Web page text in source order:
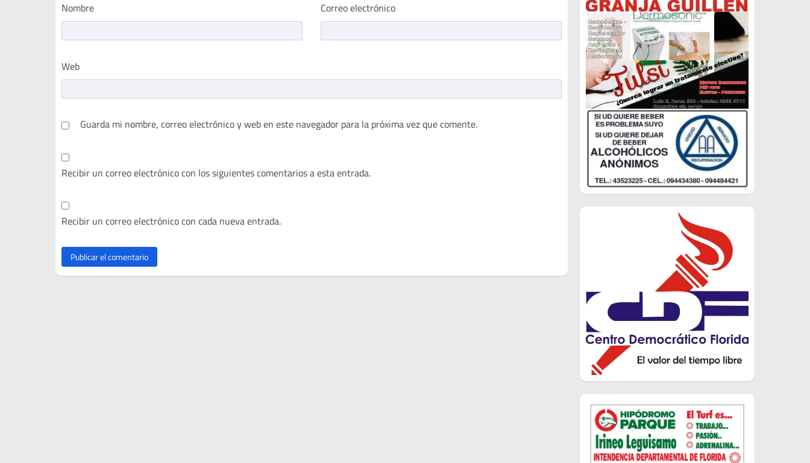
Nombre Correo electrónico
Web
Guarda mi nombre, correo electrónico y web en este navegador para la próxima vez que comente.
Recibir un correo electrónico con los siguientes comentarios a esta entrada.
Recibir un correo electrónico con cada nueva entrada.